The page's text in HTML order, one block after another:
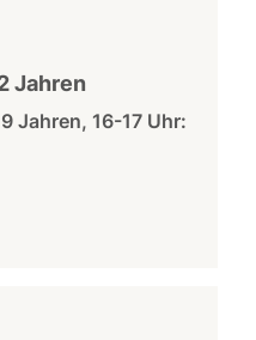
Jahren
Jahren, 16-17 Uhr: